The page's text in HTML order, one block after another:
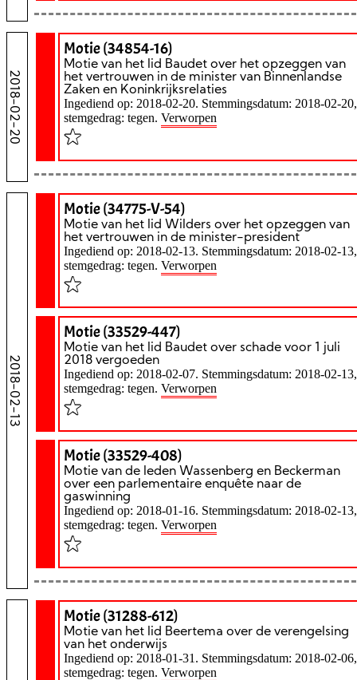
2018-02-20
Motie (34854-16)
Motie van het lid Baudet over het opzeggen van
het vertrouwen in de minister van Binnenlandse
Zaken en Koninkrijksrelaties
Ingediend op: 2018-02-20. Stemmingsdatum: 2018-02-20,
stemgedrag: tegen. Verworpen
2018-02-13
Motie (34775-V-54)
Motie van het lid Wilders over het opzeggen van
het vertrouwen in de minister-president
Ingediend op: 2018-02-13. Stemmingsdatum: 2018-02-13,
stemgedrag: tegen. Verworpen
Motie (33529-447)
Motie van het lid Baudet over schade voor 1 juli
2018 vergoeden
Ingediend op: 2018-02-07. Stemmingsdatum: 2018-02-13,
stemgedrag: tegen. Verworpen
Motie (33529-408)
Motie van de leden Wassenberg en Beckerman
over een parlementaire enquête naar de
gaswinning
Ingediend op: 2018-01-16. Stemmingsdatum: 2018-02-13,
stemgedrag: tegen. Verworpen
Motie (31288-612)
Motie van het lid Beertema over de verengelsing
van het onderwijs
Ingediend op: 2018-01-31. Stemmingsdatum: 2018-02-06,
stemgedrag: tegen. Verworpen